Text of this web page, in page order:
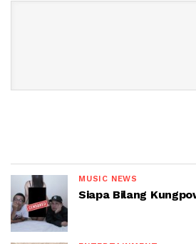
MUSIC NEWS
Siapa Bilang